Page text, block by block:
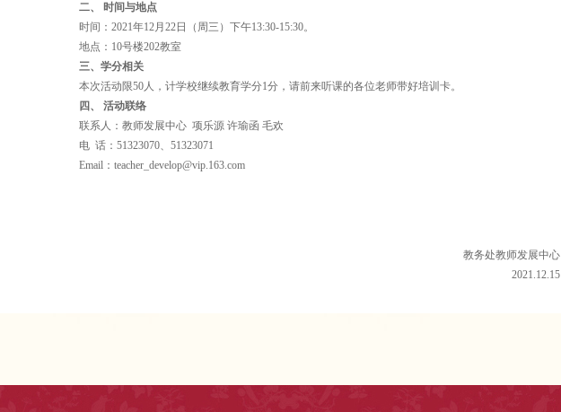
二、 时间与地点
时间：2021年12月22日（周三）下午13:30-15:30。
地点：10号楼202教室
三、学分相关
本次活动限50人，计学校继续教育学分1分，请前来听课的各位老师带好培训卡。
四、 活动联络
联系人：教师发展中心 项乐源 许瑜函 毛欢
电 话：51323070、51323071
Email：teacher_develop@vip.163.com
教务处教师发展中心
2021.12.15